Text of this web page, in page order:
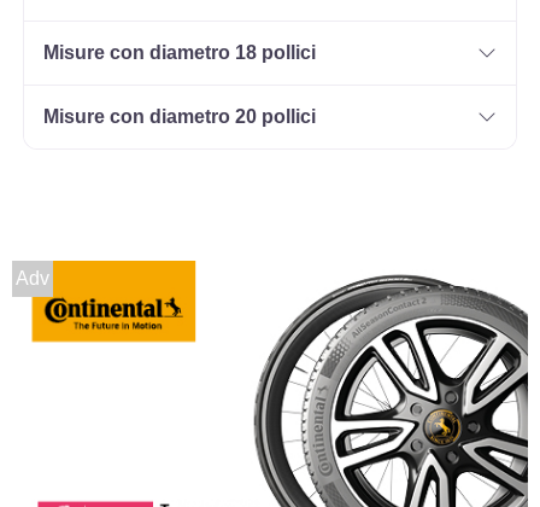
Misure con diametro 18 pollici
Misure con diametro 20 pollici
Adv